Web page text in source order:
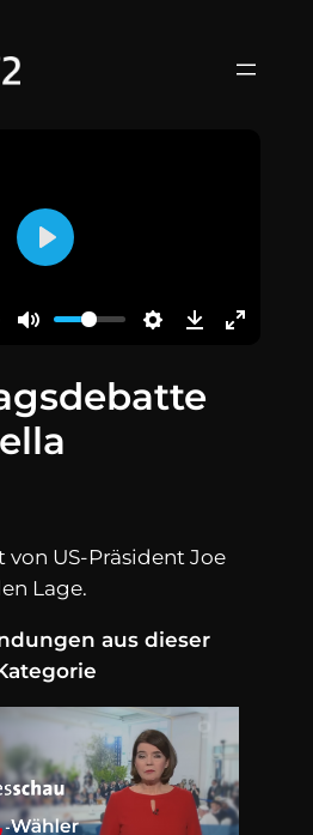
Play
von US-Präsident Joe
Lage.
aus dieser